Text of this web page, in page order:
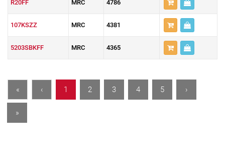
R20FF MRC 4786
107KSZZ MRC 4381
5203SBKFF MRC 4365
« ‹ 1 2 3 4 5 ›
»